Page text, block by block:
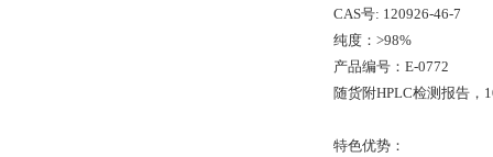
CAS号: 120926-46-7
纯度：>98%
产品编号：E-0772
随货附HPLC检测报告，
特色优势：